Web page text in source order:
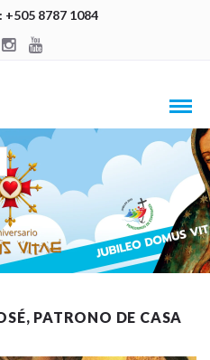
+505 8787 1084
PATRONO DE CASA